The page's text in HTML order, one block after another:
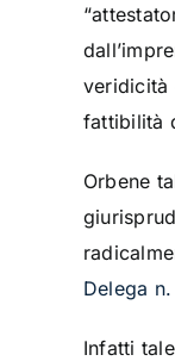
veridicità
fattibilità
Orbene
Delega
Infatti